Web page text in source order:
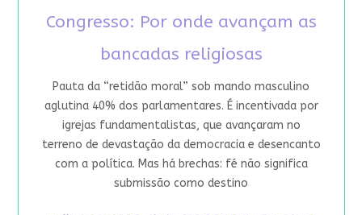
Congresso: Por onde avançam as
bancadas religiosas
Pauta da “retidão moral” sob mando masculino
aglutina 40% dos parlamentares. É incentivada por
igrejas fundamentalistas, que avançaram no
terreno de devastação da democracia e desencanto
com a política. Mas há brechas: fé não significa
submissão como destino